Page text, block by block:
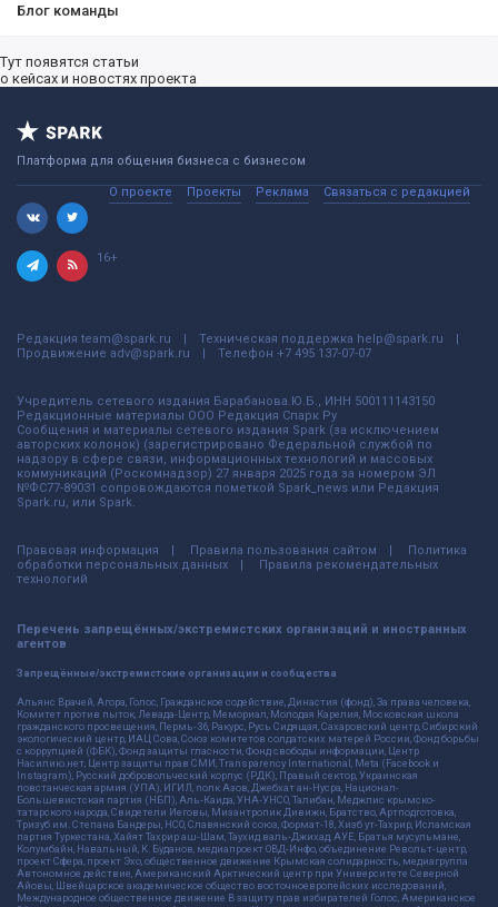
Блог команды
Тут появятся статьи
о кейсах и новостях проекта
Платформа для общения бизнеса с бизнесом
О проекте Проекты Реклама Связаться с редакцией
16+
Редакция team@spark.ru Техническая поддержка help@spark.ru
Продвижение adv@spark.ru Телефон +7 495 137-07-07
Учредитель сетевого издания Барабанова.Ю.Б., ИНН 500111143150
Редакционные материалы ООО Редакция Спарк Ру
Сообщения и материалы сетевого издания Spark (за исключением
авторских колонок) (зарегистрировано Федеральной службой по
надзору в сфере связи, информационных технологий и массовых
коммуникаций (Роскомнадзор) 27 января 2025 года за номером ЭЛ
№ФС77-89031 сопровождаются пометкой Spark_news или Редакция
Spark.ru, или Spark.
Правовая информация Правила пользования сайтом
Политика
обработки персональных данных
Правила рекомендательных
технологий
Перечень запрещённых/экстремистских организаций и иностранных
агентов
Запрещённые/экстремистские организации и сообщества
Альянс Врачей, Агора, Голос, Гражданское содействие, Династия (фонд), За права человека,
Комитет против пыток, Левада-Центр, Мемориал, Молодая Карелия, Московская школа
гражданского просвещения, Пермь-36, Ракурс, Русь Сидящая, Сахаровский центр, Сибирский
экологический центр, ИАЦ Сова, Союз комитетов солдатских матерей России, Фонд борьбы
с коррупцией (ФБК), Фонд защиты гласности, Фонд свободы информации, Центр
Насилию.нет, Центр защиты прав СМИ, Transparency International, Meta (Facebook и
Instagram), Русский добровольческий корпус (РДК), Правый сектор, Украинская
повстанческая армия (УПА), ИГИЛ, полк Азов, Джебхат ан-Нусра, Национал-
Большевистская партия (НБП), Аль-Каида, УНА-УНСО, Талибан, Меджлис крымско-
татарского народа, Свидетели Иеговы, Мизантропик Дивижн, Братство, Артподготовка,
Тризуб им. Степана Бандеры, НСО, Славянский союз, Формат-18, Хизб ут-Тахрир, Исламская
партия Туркестана, Хайят Тахрир аш-Шам, Таухид валь-Джихад, АУЕ, Братья мусульмане,
Колумбайн, Навальный, К. Буданов, медиапроект ОВД-Инфо, объединение Револьт-центр,
проект Сфера, проект Эхо, общественное движение Крымская солидарность, медиагруппа
Автономное действие, Американский Арктический центр при Университете Северной
Айовы, Швейцарское академическое общество восточноевропейских исследований,
Международное общественное движение В защиту прав избирателей Голос, Американское